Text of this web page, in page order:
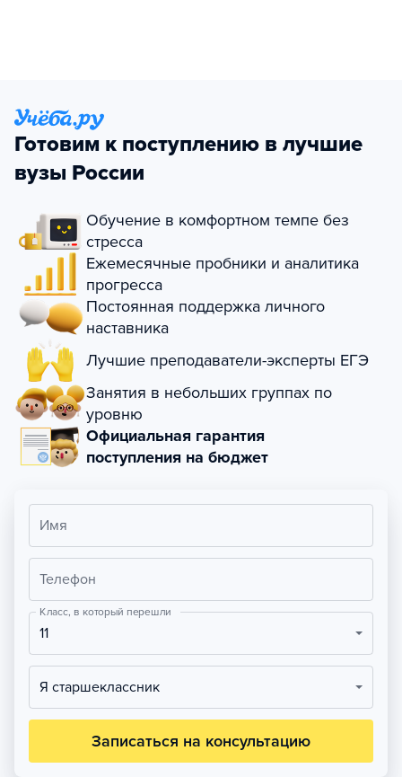
Готовим к поступлению в лучшие
вузы России
Обучение в комфортном темпе без
стресса
Ежемесячные пробники и аналитика
прогресса
Постоянная поддержка личного
наставника
Лучшие преподаватели-эксперты ЕГЭ
Занятия в небольших группах по
уровню
Официальная гарантия
поступления на бюджет
Имя
Телефон
Класс, в который перешли
11
Я старшеклассник
Записаться на консультацию